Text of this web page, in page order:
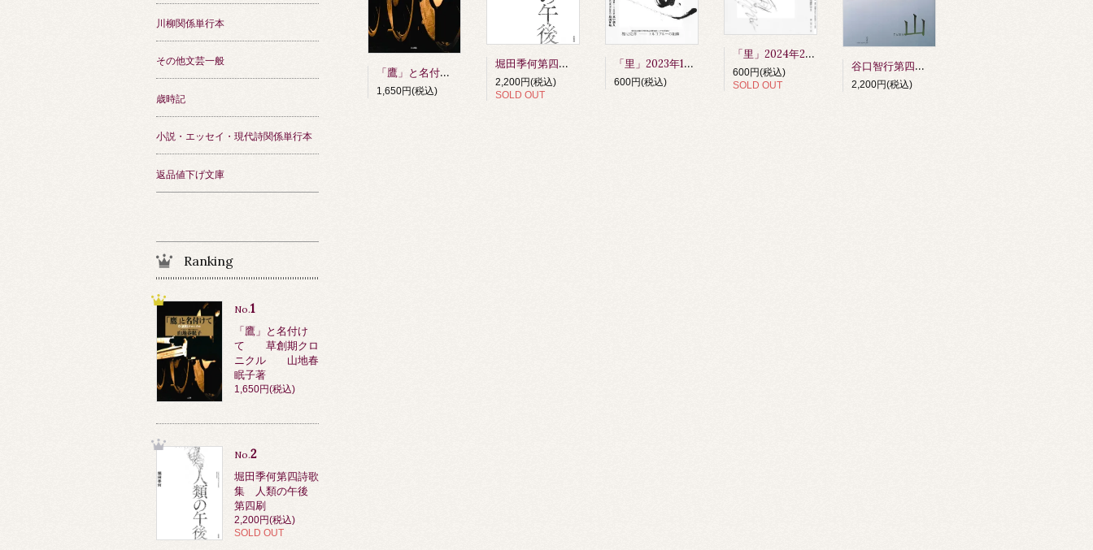
「鷹」と名付けて 草創期クロニクル 山地春眠子著
1,650円(税込)
堀田季何第四詩歌集 人類の午後 第四刷
2,200円(税込)
SOLD OUT
「里」2023年11月号
600円(税込)
「里」2024年2月号
600円(税込)
SOLD OUT
谷口智行第四句集 『海山』 第64回俳人協会賞受賞作品（令和6年度）
2,200円(税込)
川柳関係単行本
その他文芸一般
歳時記
小説・エッセイ・現代詩関係単行本
返品値下げ文庫
Ranking
No.1
「鷹」と名付け
て 草創期クロ
ニクル 山地春
眠子著
1,650円(税込)
No.2
堀田季何第四詩歌
集 人類の午後
第四刷
2,200円(税込)
SOLD OUT